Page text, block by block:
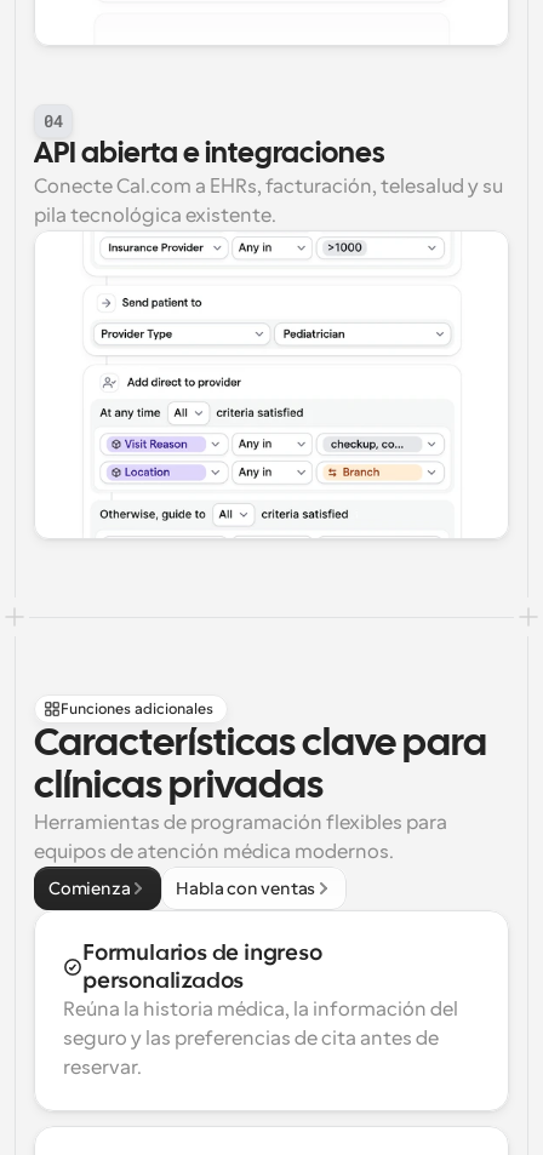
04
API abierta e integraciones
Conecte Cal.com a EHRs, facturación, telesalud y su
pila tecnológica existente.
Funciones adicionales
Características clave para
clínicas privadas
Herramientas de programación flexibles para
equipos de atención médica modernos.
Comienza Habla con ventas
Formularios de ingreso
personalizados
Reúna la historia médica, la información del
seguro y las preferencias de cita antes de
reservar.